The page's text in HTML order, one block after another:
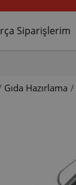
Siparişlerim
Gıda Hazırlama /